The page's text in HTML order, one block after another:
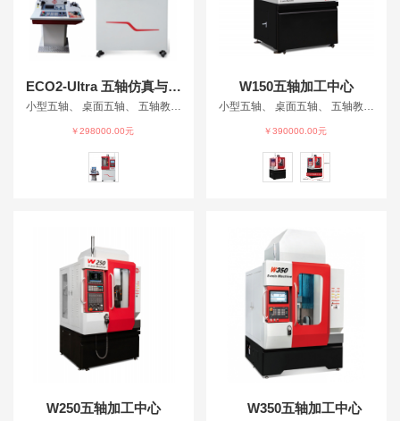
ECO2-Ultra 五轴仿真与加工一体机
小型五轴、 桌面五轴、 五轴教育加工中心、 教育机床、 五轴仿真、
￥298000.00元
W150五轴加工中心
小型五轴、 桌面五轴、 五轴教育加工中心、 教育机床、 五轴仿真、
￥390000.00元
W250五轴加工中心 W350五轴加工中心